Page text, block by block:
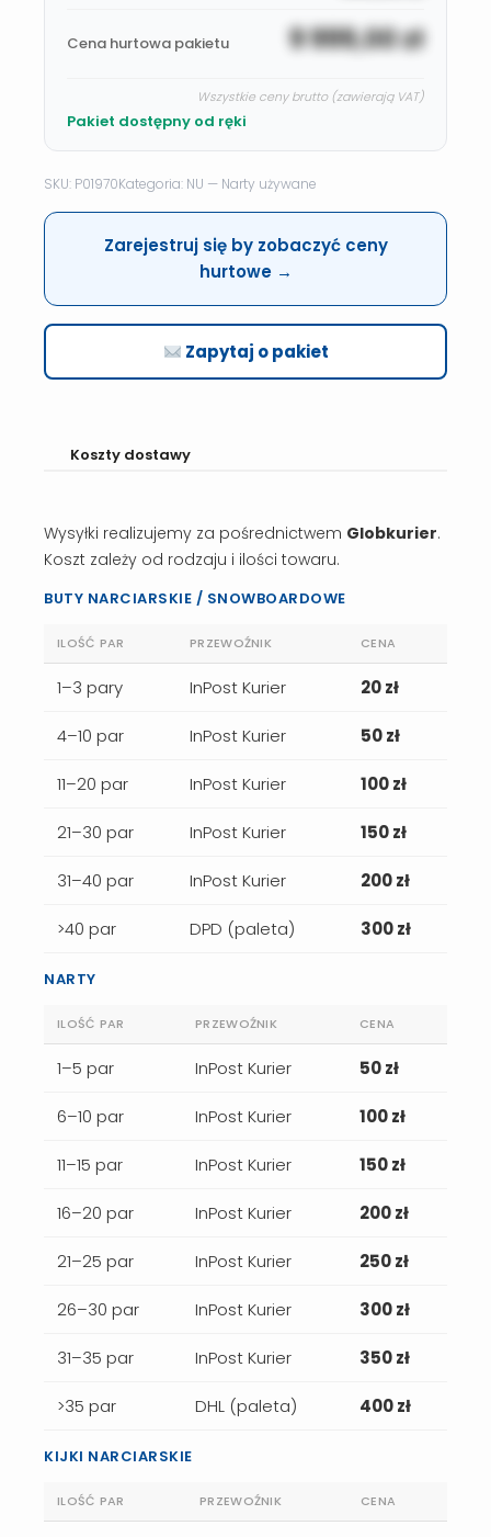
Cena hurtowa pakietu 9 999,00zł
Wszystkie ceny brutto (zawierają VAT)
Pakiet dostępny od ręki
SKU: P01970Kategoria: NU — Narty używane
Zarejestruj się by zobaczyć ceny
hurtowe →
Zapytaj o pakiet
Koszty dostawy
Wysyłki realizujemy za pośrednictwem Globkurier.
Koszt zależy od rodzaju i ilości towaru.
BUTY NARCIARSKIE / SNOWBOARDOWE
ILOŚĆ PAR PRZEWOŹNIK CENA
1–3 pary InPost Kurier 20 zł
4–10 par InPost Kurier 50 zł
11–20 par InPost Kurier 100 zł
21–30 par InPost Kurier 150 zł
31–40 par InPost Kurier 200 zł
>40 par DPD (paleta) 300 zł
NARTY
ILOŚĆ PAR PRZEWOŹNIK CENA
1–5 par InPost Kurier 50 zł
6–10 par InPost Kurier 100 zł
11–15 par InPost Kurier 150 zł
16–20 par InPost Kurier 200 zł
21–25 par InPost Kurier 250 zł
26–30 par InPost Kurier 300 zł
31–35 par InPost Kurier 350 zł
>35 par DHL (paleta) 400 zł
KIJKI NARCIARSKIE
ILOŚĆ PAR PRZEWOŹNIK CENA